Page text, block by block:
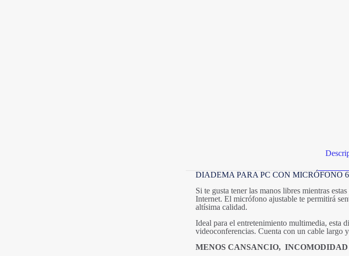
DIADEMA PARA PC CON MICRÓFONO
Si te gusta tener las manos libres mientras
Internet. El micrófono ajustable te permitirá
altísima calidad.
Ideal para el entretenimiento multimedia, esta
videoconferencias. Cuenta con un cable largo
MENOS CANSANCIO,